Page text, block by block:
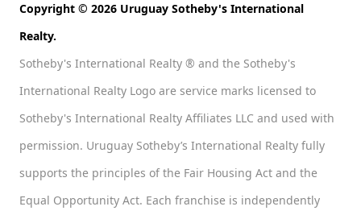
Copyright © 2026 Uruguay Sotheby's International
Realty.
Sotheby's International Realty ® and the Sotheby's
International Realty Logo are service marks licensed to
Sotheby's International Realty Affiliates LLC and used with
permission. Uruguay Sotheby’s International Realty fully
supports the principles of the Fair Housing Act and the
Equal Opportunity Act. Each franchise is independently